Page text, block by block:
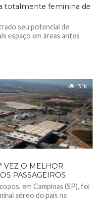
totalmente feminina de
seu potencial de
espaço em áreas antes
3.1K
VEZ O MELHOR
PASSAGEIROS
em Campinas (SP), foi
aéreo do país na